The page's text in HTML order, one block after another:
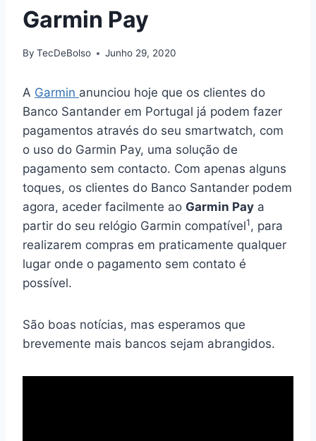
Garmin Pay
By TecDeBolso Junho 29, 2020
A Garmin anunciou hoje que os clientes do
Banco Santander em Portugal já podem fazer
pagamentos através do seu smartwatch, com
o uso do Garmin Pay, uma solução de
pagamento sem contacto. Com apenas alguns
toques, os clientes do Banco Santander podem
agora, aceder facilmente ao Garmin Pay a
partir do seu relógio Garmin compatível1, para
realizarem compras em praticamente qualquer
lugar onde o pagamento sem contato é
possível.
São boas notícias, mas esperamos que
brevemente mais bancos sejam abrangidos.